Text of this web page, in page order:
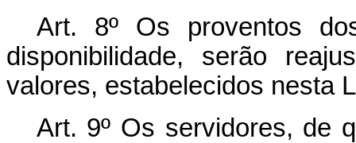
Art. 8º Os proventos
disponibilidade, serão
valores, estabelecidos nesta
Art. 9º Os servidores, de